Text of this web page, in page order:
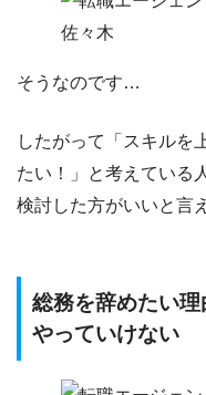
佐々木
そうなのです…
したがって「 スキルを
たい！
」と考えている
検討した方がいいと言
総務を辞めたい
やっていけない